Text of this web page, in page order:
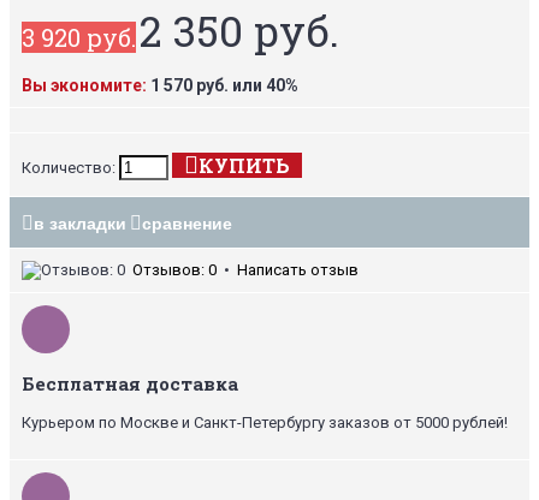
3 920 руб.2 350 руб.
Вы экономите: 1 570 руб. или 40%
Количество: КУПИТЬ
в закладки сравнение
Отзывов: 0 • Написать отзыв
Бесплатная доставка
Курьером по Москве и Санкт-Петербургу заказов от 5000 рублей!